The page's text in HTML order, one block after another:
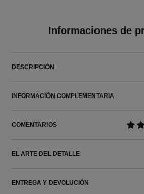
Informaciones de
DESCRIPCIÓN
INFORMACIÓN COMPLEMENTARIA
COMENTARIOS
EL ARTE DEL DETALLE
ENTREGA Y DEVOLUCIÓN